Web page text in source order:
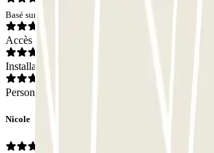
Basé sur 2 avis
Accès
Installations
Personnel
Nicole